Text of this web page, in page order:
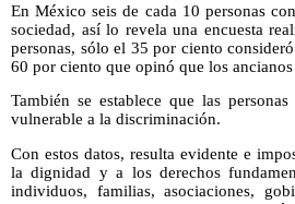
En México seis de cada 10 personas
sociedad, así lo revela una encuesta
personas, sólo el 35 por ciento
60 por ciento que opinó que los
También se establece que las
vulnerable a la discriminación.
Con estos datos, resulta evidente e
la dignidad y a los derechos
individuos, familias, asociaciones,